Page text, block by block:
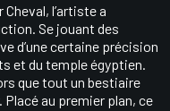
l’artiste a
Se jouant des
d’une certaine précision
et du temple égyptien.
que tout un bestiaire
au premier plan, ce